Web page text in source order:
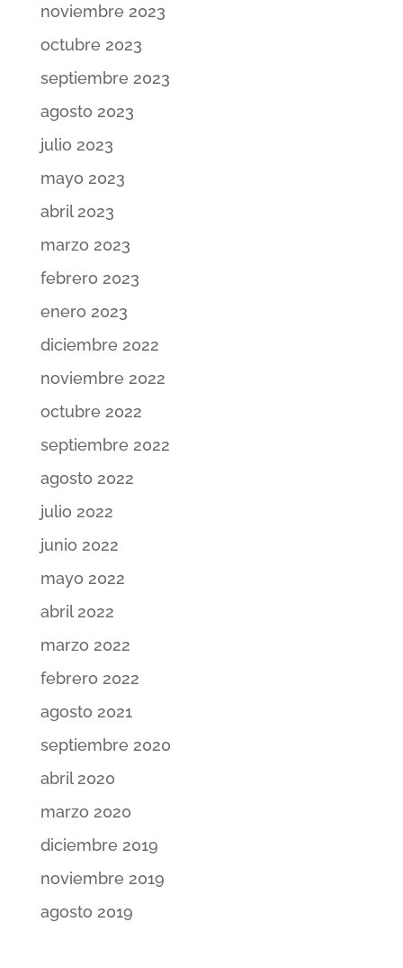
noviembre 2023
octubre 2023
septiembre 2023
agosto 2023
julio 2023
mayo 2023
abril 2023
marzo 2023
febrero 2023
enero 2023
diciembre 2022
noviembre 2022
octubre 2022
septiembre 2022
agosto 2022
julio 2022
junio 2022
mayo 2022
abril 2022
marzo 2022
febrero 2022
agosto 2021
septiembre 2020
abril 2020
marzo 2020
diciembre 2019
noviembre 2019
agosto 2019